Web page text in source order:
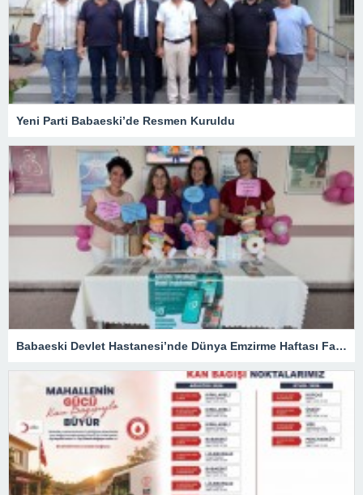
Yeni Parti Babaeski’de Resmen Kuruldu
Babaeski Devlet Hastanesi’nde Dünya Emzirme Haftası Farkındalığı